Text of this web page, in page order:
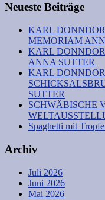
Neueste Beiträge
KARL
MEMORIAM
KARL
ANNA SUTTER
KARL
SUTTER
SCHWÄBISCHE
Spaghetti mit
Archiv
Juli 2026
Juni 2026
Mai 2026